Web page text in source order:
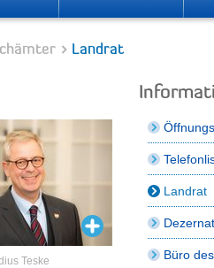
Landrat
Teske
Landrat
Büro